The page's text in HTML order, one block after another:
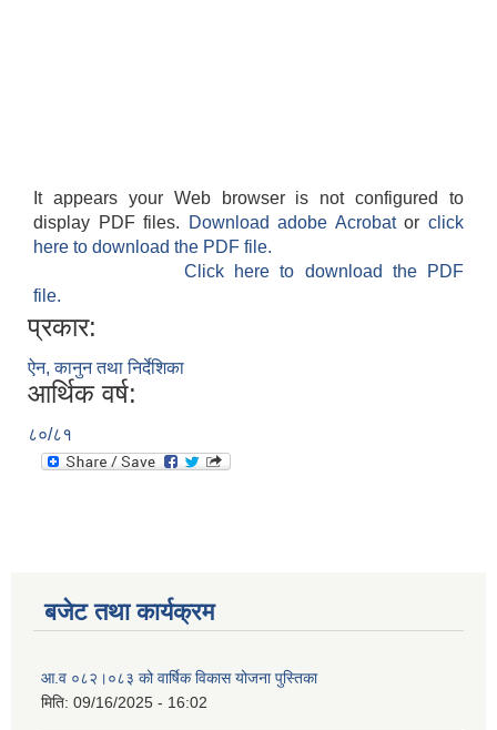
It appears your Web browser is not configured to
display PDF files.
Download adobe Acrobatorclick
here to download the PDF file.
Click here to download the PDF
file.
प्रकार:
ऐन, कानुन तथा निर्देशिका
आर्थिक वर्ष:
८०/८१
बजेट तथा कार्यक्रम
आ.व ०८२।०८३ को वार्षिक विकास योजना पुस्तिका
मिति: 09/16/2025 - 16:02